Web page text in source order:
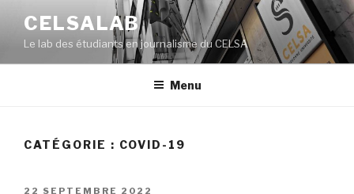
contenu
principal
CELSALAB
Le lab des étudiants en journalisme du CELSA
Menu
CATÉGORIE : COVID-19
PUBLIÉ
22 SEPTEMBRE 2022